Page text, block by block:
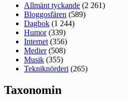
Allmänt tyckande (2 261)
Bloggosfären (589)
Dagbok (1 244)
Humor(339)
Internet (356)
Medier(508)
Musik (355)
Tekniknörderi (265)
Taxonomin